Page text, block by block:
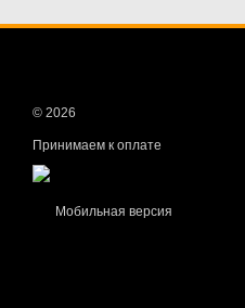
© 2026
Принимаем к оплате
Мобильная версия